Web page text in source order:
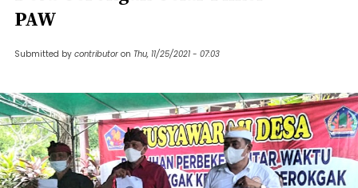
PAW
Submitted by contributor on Thu, 11/25/2021 - 07:03